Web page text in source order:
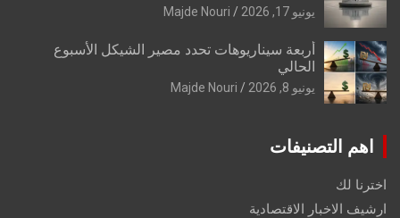
يونيو 17, 2026 Majde Nouri
أربعة سيناريوهات تحدد مصير الشيكل الأسبوع
الحالي
يونيو 8, 2026 Majde Nouri
اهم التصنيفات
اخترنا لك
ارشيف الاخبار الاقتصادية